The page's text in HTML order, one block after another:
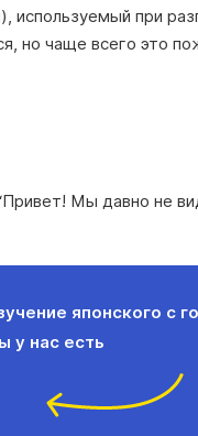
используемый при
но чаще всего это
Мы давно не
японского с
у нас есть